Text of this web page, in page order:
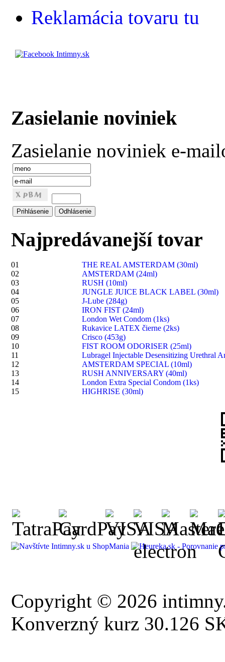
Reklamácia tovaru tu
Zasielanie noviniek
Zasielanie noviniek e-
Najpredávanejší tovar
01
THE REAL AMSTERDAM (30ml)
02
AMSTERDAM (24ml)
03
RUSH (10ml)
04
JUNGLE JUICE BLACK LABEL (30ml)
05
J-Lube (284g)
06
IRON FIST (24ml)
07
London Wet Condom (1ks)
08
Rukavice LATEX čierne (2ks)
09
Crisco (453g)
10
FIST ROOM ODORISER (25ml)
11
Lubragel Injectable Desensitizing Urethral
12
AMSTERDAM SPECIAL (10ml)
13
RUSH ANNIVERSARY (40ml)
14
London Extra Special Condom (1ks)
15
HIGHRISE (30ml)
Copyright © 2026
Konverzný kurz 30.126